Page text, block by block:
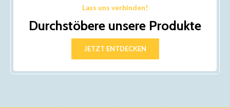
Lass uns verbinden!
Durchstöbere unsere Produkte
JETZT ENTDECKEN